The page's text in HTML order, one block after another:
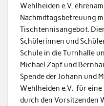
Wehlheiden e.V.
Nachmittagsbetreuung
Tischtennisangebot.
Schülerinnen und
Schule in die Turnhalle
Michael Zapf und
Spende der Johann und
Wehlheiden e.V. für eine
durch den Vorsitzenden